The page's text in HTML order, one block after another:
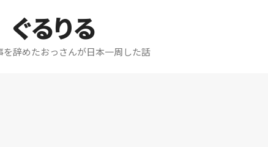
ぐるりる
を辞めたおっさんが日本一周した話